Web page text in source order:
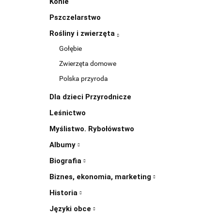
Pszczelarstwo
Rośliny i zwierzęta
Gołębie
Zwierzęta domowe
Polska przyroda
Dla dzieci Przyrodnicze
Leśnictwo
Myślistwo. Rybołówstwo
Albumy
Biografia
Biznes, ekonomia, marketing
Historia
Języki obce